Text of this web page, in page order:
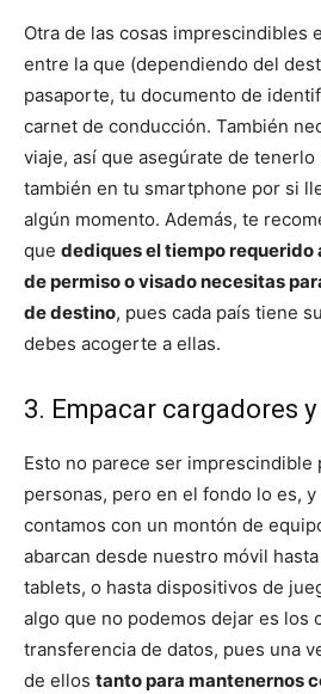
Otra de las cosas imprescindibles
entre la que (dependiendo del
pasaporte, tu documento de
carnet de conducción. También
viaje, así que asegúrate de
también en tu smartphone por si
algún momento. Además, te
que dediques el tiempo requerido
de permiso o visado necesitas
de destino, pues cada país tiene
debes acogerte a ellas.
3. Empacar cargadores
Esto no parece ser imprescindible
personas, pero en el fondo lo es,
contamos con un montón de
abarcan desde nuestro móvil
tablets, o hasta dispositivos de
algo que no podemos dejar es los
transferencia de datos, pues una
de ellos tanto para mantenernos